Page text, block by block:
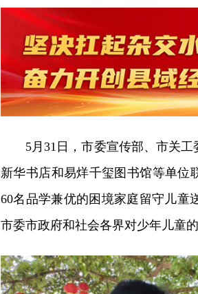
5月31日，市委宣传部、市关
新华书店和易烊千玺图书馆等单位
60名品学兼优的困境家庭留守儿童
市委市政府和社会各界对少年儿童的